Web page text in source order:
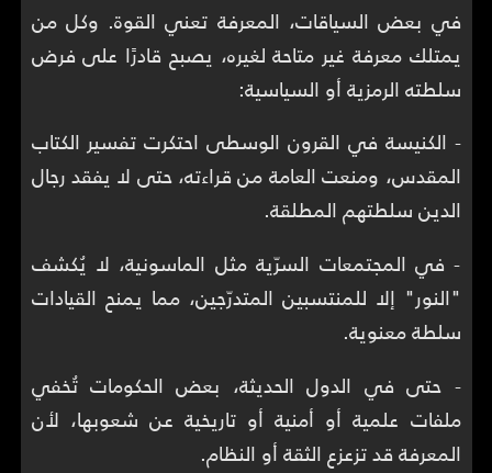
في بعض السياقات، المعرفة تعني القوة. وكل من
يمتلك معرفة غير متاحة لغيره، يصبح قادرًا على فرض
سلطته الرمزية أو السياسية:
- الكنيسة في القرون الوسطى احتكرت تفسير الكتاب
المقدس، ومنعت العامة من قراءته، حتى لا يفقد رجال
الدين سلطتهم المطلقة.
- في المجتمعات السرّية مثل الماسونية، لا يُكشف
"النور" إلا للمنتسبين المتدرّجين، مما يمنح القيادات
سلطة معنوية.
- حتى في الدول الحديثة، بعض الحكومات تُخفي
ملفات علمية أو أمنية أو تاريخية عن شعوبها، لأن
المعرفة قد تزعزع الثقة أو النظام.